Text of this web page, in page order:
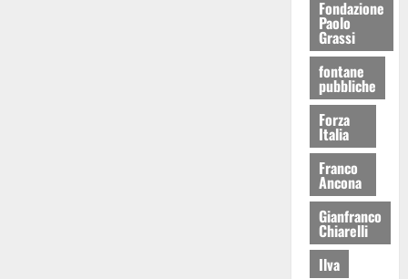
Fondazione
Paolo
Grassi
fontane
pubbliche
Forza
Italia
Franco
Ancona
Gianfranco
Chiarelli
Ilva